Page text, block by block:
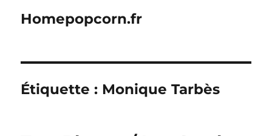
Homepopcorn.fr
Étiquette : Monique Tarbès